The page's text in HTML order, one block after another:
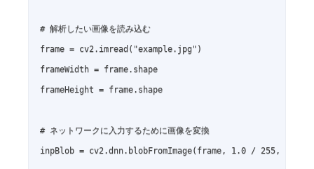
# 解析したい画像を読み込む
frame = cv2.imread("example.jpg")
frameWidth = frame.shape
frameHeight = frame.shape
# ネットワークに入力するために画像を変換
inpBlob = cv2.dnn.blobFromImage(frame, 1.0 / 255,